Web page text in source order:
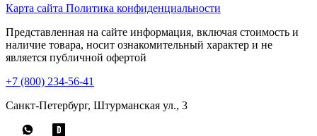
Карта сайта Политика конфиденциальности
Представленная на сайте информация, включая стоимость и
наличие товара, носит ознакомительный характер и не
является публичной офертой
+7 (800) 234-56-41
Санкт-Петербург, Штурманская ул., 3